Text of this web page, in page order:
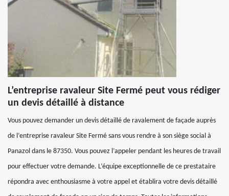
L’entreprise ravaleur Site Fermé peut vous rédiger
un devis détaillé à distance
Vous pouvez demander un devis détaillé de ravalement de façade auprès
de l’entreprise ravaleur Site Fermé sans vous rendre à son siège social à
Panazol dans le 87350. Vous pouvez l’appeler pendant les heures de travail
pour effectuer votre demande. L’équipe exceptionnelle de ce prestataire
répondra avec enthousiasme à votre appel et établira votre devis détaillé